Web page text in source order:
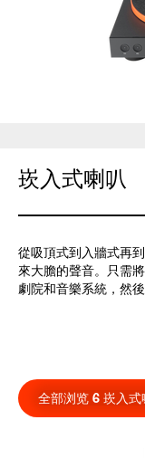
崁入式喇叭
從吸頂式到入牆式再
來大膽的聲音。只需
劇院和音樂系統，然後
全部浏览 6 崁入式